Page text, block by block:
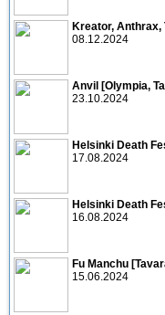
Kreator,
08.12.2024
Anvil [Olympia,
23.10.2024
Helsinki Death
17.08.2024
Helsinki Death
16.08.2024
Fu Manchu
15.06.2024